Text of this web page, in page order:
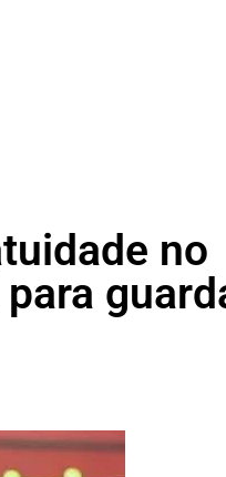
no